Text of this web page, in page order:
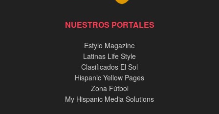
NUESTROS PORTALES
Estylo Magazine
Latinas Life Style
Clasificados El Sol
Hispanic Yellow Pages
Zona Fútbol
My Hispanic Media Solutions